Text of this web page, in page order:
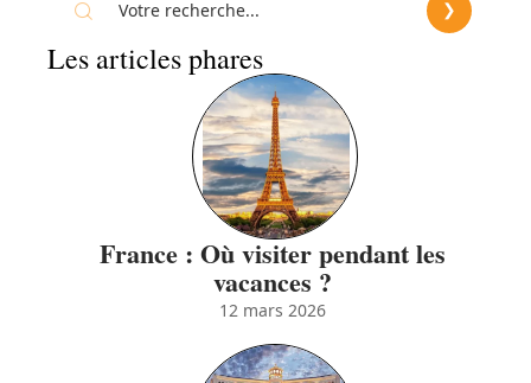
Les articles phares
France : Où visiter pendant les
vacances ?
12 mars 2026